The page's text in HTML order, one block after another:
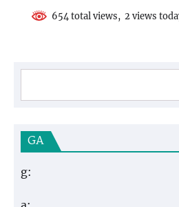
654 total views, 2 views
GA
g: